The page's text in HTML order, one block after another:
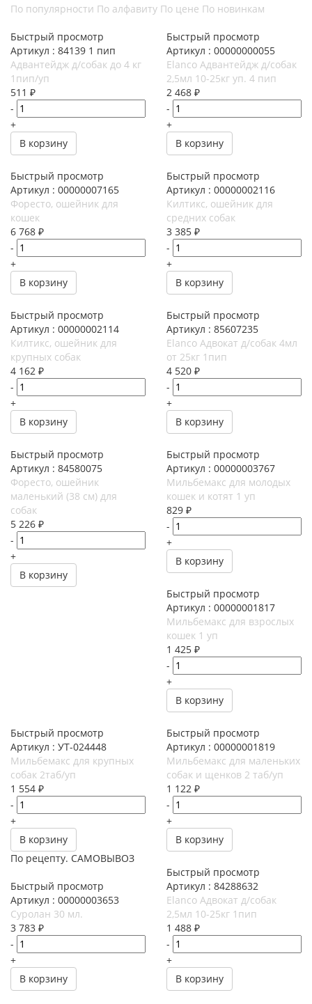
По популярности По алфавиту По цене По новинкам
Быстрый просмотр
Артикул : 84139 1 пип
Адвантейдж д/собак до 4 кг
1пип/уп
511 ₽
-
+
В корзину
Быстрый просмотр
Артикул : 00000000055
Elanco Адвантейдж д/собак
2,5мл 10-25кг уп. 4 пип
2 468 ₽
-
+
В корзину
Быстрый просмотр
Артикул : 00000007165
Форесто, ошейник для
кошек
6 768 ₽
-
+
В корзину
Быстрый просмотр
Артикул : 00000002116
Килтикс, ошейник для
средних собак
3 385 ₽
-
+
В корзину
Быстрый просмотр
Артикул : 00000002114
Килтикс, ошейник для
крупных собак
4 162 ₽
-
+
В корзину
Быстрый просмотр
Артикул : 85607235
Elanco Адвокат д/собак 4мл
от 25кг 1пип
4 520 ₽
-
+
В корзину
Быстрый просмотр
Артикул : 84580075
Форесто, ошейник
маленький (38 см) для
собак
5 226 ₽
-
+
В корзину
Быстрый просмотр
Артикул : 00000003767
Мильбемакс для молодых
кошек и котят 1 уп
829 ₽
-
+
В корзину
Быстрый просмотр
Артикул : 00000001817
Мильбемакс для взрослых
кошек 1 уп
1 425 ₽
-
+
В корзину
Быстрый просмотр
Артикул : УТ-024448
Мильбемакс для крупных
собак 2таб/уп
1 554 ₽
-
+
В корзину
Быстрый просмотр
Артикул : 00000001819
Мильбемакс для маленьких
собак и щенков 2 таб/уп
1 122 ₽
-
+
В корзину
По рецепту. САМОВЫВОЗ
Быстрый просмотр
Артикул : 00000003653
Суролан 30 мл.
3 783 ₽
-
+
В корзину
Быстрый просмотр
Артикул : 84288632
Elanco Адвокат д/собак
2,5мл 10-25кг 1пип
1 488 ₽
-
+
В корзину